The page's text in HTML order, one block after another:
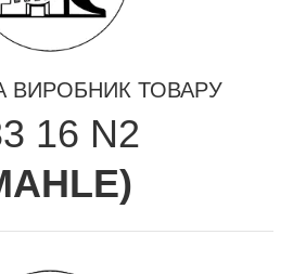
ВИРОБНИК ТОВАРУ
16 N2
)